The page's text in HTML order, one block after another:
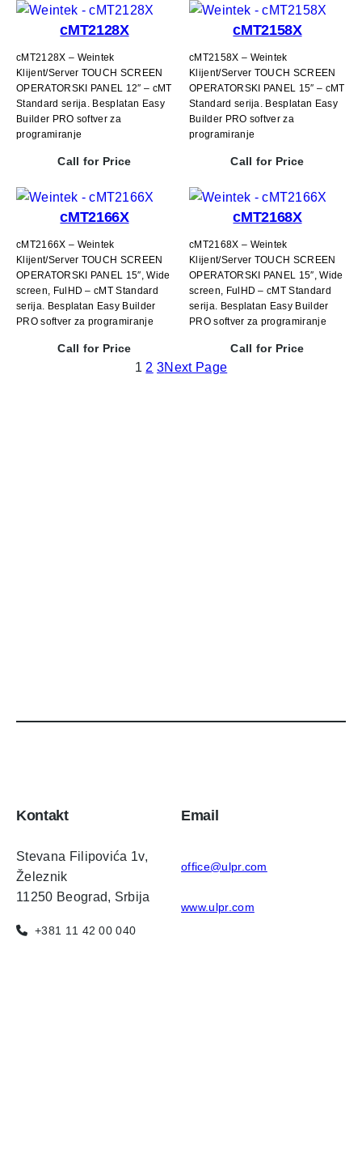
cMT2128X
cMT2128X – Weintek
Klijent/Server TOUCH SCREEN
OPERATORSKI PANEL 12″ – cMT
Standard serija. Besplatan Easy
Builder PRO softver za
programiranje
Call for Price
cMT2158X
cMT2158X – Weintek
Klijent/Server TOUCH SCREEN
OPERATORSKI PANEL 15″ – cMT
Standard serija. Besplatan Easy
Builder PRO softver za
programiranje
Call for Price
cMT2166X
cMT2166X – Weintek
Klijent/Server TOUCH SCREEN
OPERATORSKI PANEL 15″, Wide
screen, FulHD – cMT Standard
serija. Besplatan Easy Builder
PRO softver za programiranje
Call for Price
cMT2168X
cMT2168X – Weintek
Klijent/Server TOUCH SCREEN
OPERATORSKI PANEL 15″, Wide
screen, FulHD – cMT Standard
serija. Besplatan Easy Builder
PRO softver za programiranje
Call for Price
1 2 3Next Page
Kontakt
Stevana Filipovića 1v,
Železnik
11250 Beograd, Srbija
+381 11 42 00 040
Email
office@ulpr.com
www.ulpr.com